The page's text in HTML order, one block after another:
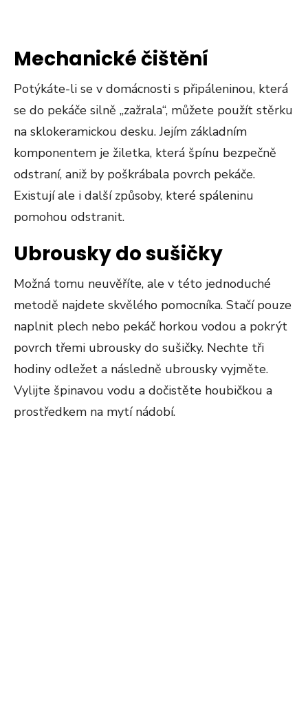
Mechanické čištění
Potýkáte-li se v domácnosti s připáleninou, která
se do pekáče silně „zažrala“, můžete použít stěrku
na sklokeramickou desku. Jejím základním
komponentem je žiletka, která špínu bezpečně
odstraní, aniž by poškrábala povrch pekáče.
Existují ale i další způsoby, které spáleninu
pomohou odstranit.
Ubrousky do sušičky
Možná tomu neuvěříte, ale v této jednoduché
metodě najdete skvělého pomocníka. Stačí pouze
naplnit plech nebo pekáč horkou vodou a pokrýt
povrch třemi ubrousky do sušičky. Nechte tři
hodiny odležet a následně ubrousky vyjměte.
Vylijte špinavou vodu a dočistěte houbičkou a
prostředkem na mytí nádobí.